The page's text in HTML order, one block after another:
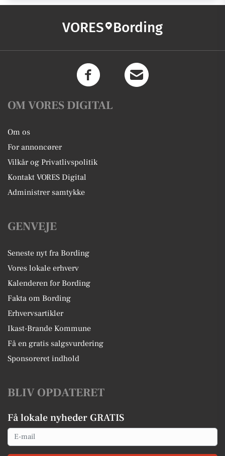
VORES Bording
OM VORES DIGITAL
Om os
For annoncører
Vilkår og Privatlivspolitik
Kontakt VORES Digital
Administrer samtykke
GENVEJE
Seneste nyt fra Bording
Vores lokale erhverv
Kalenderen for Bording
Fakta om Bording
Erhvervsartikler
Ikast-Brande Kommune
Få en gratis salgsvurdering
Sponsoreret indhold
BLIV OPDATERET
Få lokale nyheder GRATIS
Email